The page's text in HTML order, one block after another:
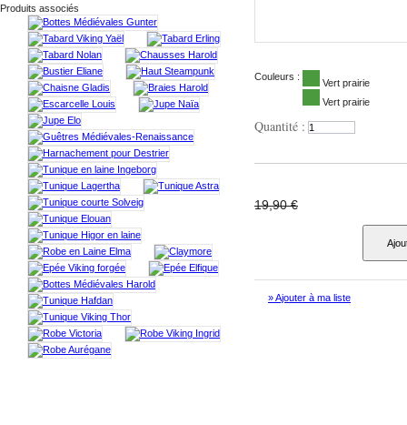
Produits associés
Couleurs :
Vert prairie
Vert prairie
Quantité :
19,90 €
» Ajouter à ma liste